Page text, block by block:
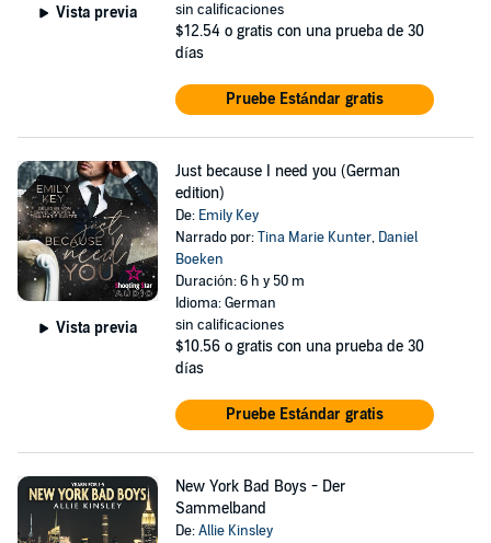
Vista previa
sin calificaciones
$12.54 o gratis con una prueba de 30
días
Pruebe Estándar gratis
Vista previa
Just because I need you (German
edition)
De: Emily Key
Narrado por:Tina Marie Kunter, Daniel
Boeken
Duración: 6 h y 50 m
Idioma: German
sin calificaciones
$10.56 o gratis con una prueba de 30
días
Pruebe Estándar gratis
New York Bad Boys - Der
Sammelband
De:Allie Kinsley